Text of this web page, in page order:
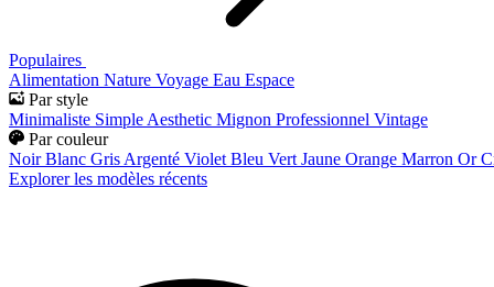
Populaires
Alimentation Nature Voyage Eau Espace
Par style
Minimaliste Simple Aesthetic Mignon Professionnel Vintage
Par couleur
Noir Blanc Gris Argenté Violet Bleu Vert Jaune Orange Marron Or
Explorer les modèles récents